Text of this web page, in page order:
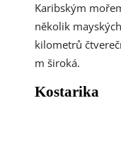
Karibským
několik
kilometrů
m široká.
Kostarika